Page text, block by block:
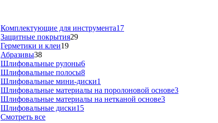
Комплектующие для инструмента17
Защитные покрытия29
Герметики и клеи19
Абразивы38
Шлифовальные рулоны6
Шлифовальные полосы8
Шлифовальные мини-диски1
Шлифовальные материалы на поролоновой основе3
Шлифовальные материалы на нетканой основе3
Шлифовальные диски15
Смотреть все